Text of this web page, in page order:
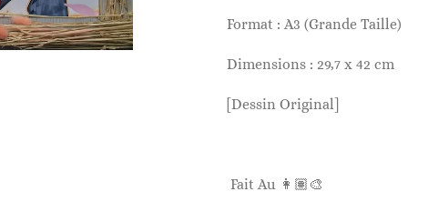
Format : A3 (Grande Taille)
Dimensions : 29,7 x 42 cm
[Dessin Original]
Fait Au 👩🏽‍🎨